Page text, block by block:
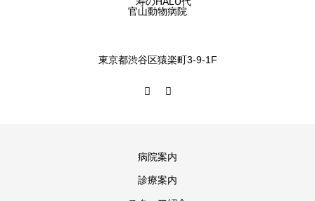
東京都渋谷区猿楽町3-9-1F
病院案内
診療案内